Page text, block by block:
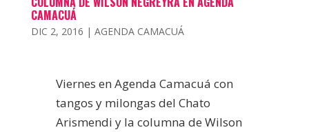
CAMACUÁ
DIC 2, 2016 | AGENDA CAMACUÁ
Viernes en Agenda Camacuá con
tangos y milongas del Chato
Arismendi y la columna de Wilson